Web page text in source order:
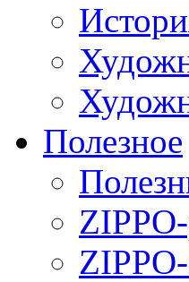
Полезное